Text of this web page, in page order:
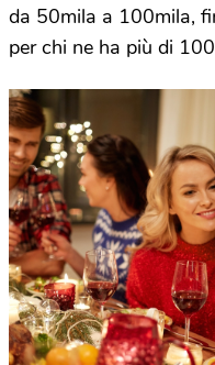
da 50mila a 100mila,
per chi ne ha più di